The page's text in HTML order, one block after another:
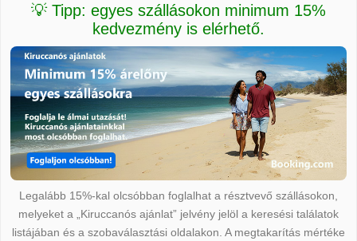
💡 Tipp: egyes szállásokon minimum 15%
kedvezmény is elérhető.
Legalább 15%-kal olcsóbban foglalhat a résztvevő szállásokon,
melyeket a „Kiruccanós ajánlat” jelvény jelöl a keresési találatok
listájában és a szobaválasztási oldalakon. A megtakarítás mértéke